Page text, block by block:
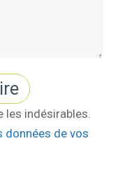
indésirables.
données de vos